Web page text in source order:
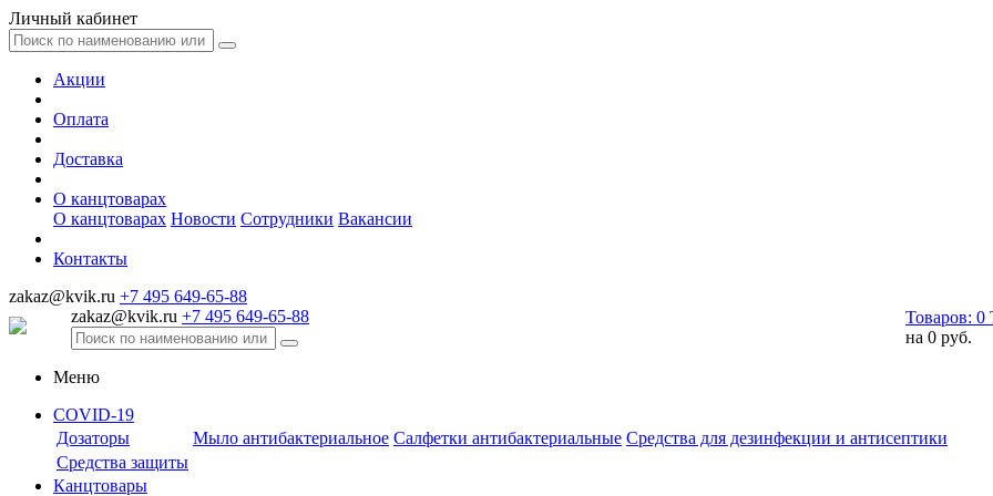
Личный кабинет
Акции
Оплата
Доставка
О канцтоварах
О канцтоварах Новости Сотрудники Вакансии
Контакты
zakaz@kvik.ru +7 495 649-65-88
zakaz@kvik.ru +7 495 649-65-88 Товаров: 0
на 0 руб.
Меню
COVID-19
Дозаторы
Мыло антибактериальное Салфетки антибактериальные Средства для дезинфекции и антисептики
Средства защиты
Канцтовары